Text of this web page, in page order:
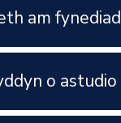
am fynediad
o astudio